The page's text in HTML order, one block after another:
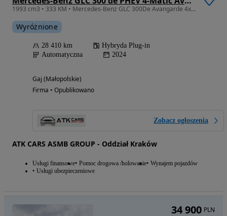
1993 cm3 • 333 KM • Mercedes-Benz GLC 300De Avangarde 4x4 plug-in
Wyróżnione
28 410 km
Hybryda Plug-in
Automatyczna
2024
Gaj (Małopolskie)
Firma • Opublikowano
Zobacz ogłoszenia
ATK CARS ASMB GROUP - Oddział Kraków
Usługi finansowe Pomoc drogowa /holowanie Wynajem pojazdów
Usługi ubezpieczeniowe
34 900 PLN